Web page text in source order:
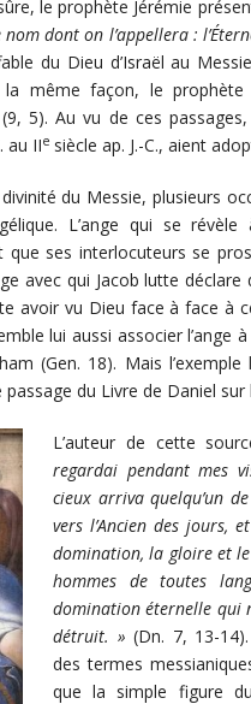
le prophète Jérémie
dont on l’appellera :
du Dieu d’Israël au
même façon, le
(9, 5). Au vu de ces
au IIe siècle ap. J.-C., aient
du Messie, plusieurs
L’ange qui se
ses interlocuteurs se
avec qui Jacob lutte
avoir vu Dieu face à face à
lui aussi associer l’ange
(Gen. 18). Mais
du Livre de Daniel sur
L’auteur de cette
regardai pendant mes
cieux arriva quelqu’un
vers l’Ancien des
domination, la gloire et
hommes de toutes
domination éternelle qui
détruit. » (Dn. 7, 13-
des termes
que la simple figure